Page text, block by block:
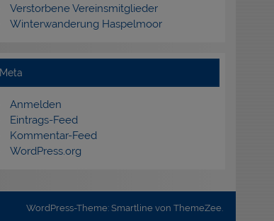
Verstorbene Vereinsmitglieder
Winterwanderung Haspelmoor
Meta
Anmelden
Eintrags-Feed
Kommentar-Feed
WordPress.org
WordPress-Theme: Smartline von ThemeZee.